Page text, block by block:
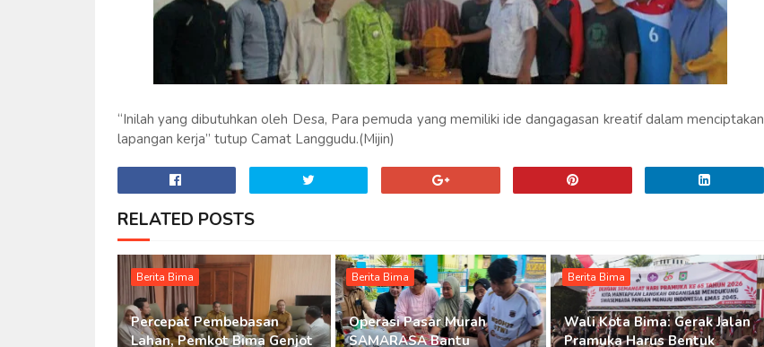
“Inilah yang dibutuhkan oleh Desa, Para pemuda yang memiliki ide dangagasan kreatif dalam menciptakan
lapangan kerja” tutup Camat Langgudu.(Mijin)
RELATED POSTS
Berita Bima
Percepat Pembebasan
Lahan, Pemkot Bima Genjot
Berita Bima
Operasi Pasar Murah
SAMARASA Bantu
Berita Bima
Wali Kota Bima: Gerak Jalan
Pramuka Harus Bentuk